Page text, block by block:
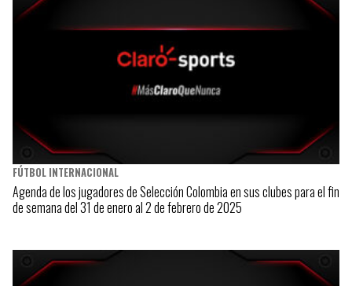
FÚTBOL INTERNACIONAL
Agenda de los jugadores de Selección Colombia en sus clubes para el fin
de semana del 31 de enero al 2 de febrero de 2025